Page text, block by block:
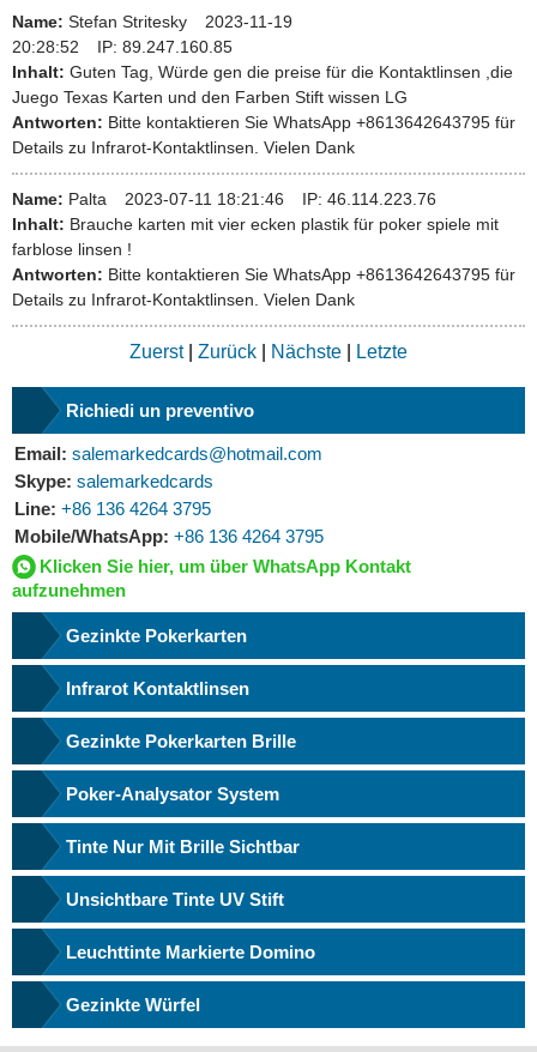
Name: Stefan Stritesky
2023-11-19
20:28:52
IP: 89.247.160.85
Inhalt: Guten Tag, Würde gen die preise für die Kontaktlinsen ,die
Juego Texas Karten und den Farben Stift wissen LG
Antworten: Bitte kontaktieren Sie WhatsApp +8613642643795 für
Details zu Infrarot-Kontaktlinsen. Vielen Dank
Name: Palta 2023-07-11 18:21:46 IP: 46.114.223.76
Inhalt: Brauche karten mit vier ecken plastik für poker spiele mit
farblose linsen !
Antworten: Bitte kontaktieren Sie WhatsApp +8613642643795 für
Details zu Infrarot-Kontaktlinsen. Vielen Dank
Zuerst| Zurück Nächste Letzte
Richiedi un preventivo
Email: salemarkedcards@hotmail.com
Skype: salemarkedcards
Line: +86 136 4264 3795
Mobile/WhatsApp: +86 136 4264 3795
Klicken Sie hier, um über WhatsApp Kontakt
aufzunehmen
Gezinkte Pokerkarten
Infrarot Kontaktlinsen
Gezinkte Pokerkarten Brille
Poker-Analysator System
Tinte Nur Mit Brille Sichtbar
Unsichtbare Tinte UV Stift
Leuchttinte Markierte Domino
Gezinkte Würfel